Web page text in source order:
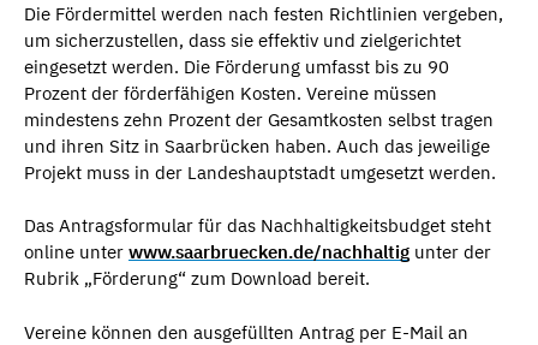
Die Fördermittel werden nach festen Richtlinien vergeben,
um sicherzustellen, dass sie effektiv und zielgerichtet
eingesetzt werden. Die Förderung umfasst bis zu 90
Prozent der förderfähigen Kosten. Vereine müssen
mindestens zehn Prozent der Gesamtkosten selbst tragen
und ihren Sitz in Saarbrücken haben. Auch das jeweilige
Projekt muss in der Landeshauptstadt umgesetzt werden.
Das Antragsformular für das Nachhaltigkeitsbudget steht
online unter www.saarbruecken.de/nachhaltig unter der
Rubrik „Förderung“ zum Download bereit.
Vereine können den ausgefüllten Antrag per E-Mail an